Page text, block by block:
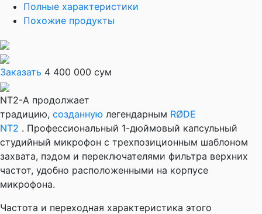
Полные характеристики
Похожие продукты
Заказать 4 400 000 сум
NT2-A продолжает
традицию, созданную легендарным RØDE
NT2 . Профессиональный 1-дюймовый капсульный
студийный микрофон с трехпозиционным шаблоном
захвата, пэдом и переключателями фильтра верхних
частот, удобно расположенными на корпусе
микрофона.
Частота и переходная характеристика этого